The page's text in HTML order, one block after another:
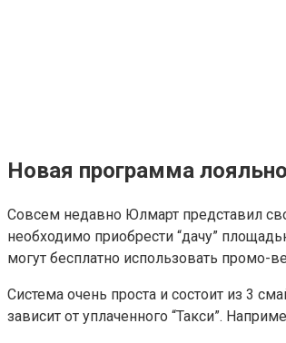
Новая программа
Совсем недавно Юлмарт представил
необходимо приобрести “дачу”
могут бесплатно использовать промо-
Система очень проста и состоит из 3
зависит от уплаченного “Такси”.